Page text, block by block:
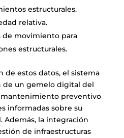
estructurales.
relativa.
de movimiento para
estructurales.
de estos datos, el sistema
de un gemelo digital del
preventivo
informadas sobre su
Además, la integración
de infraestructuras